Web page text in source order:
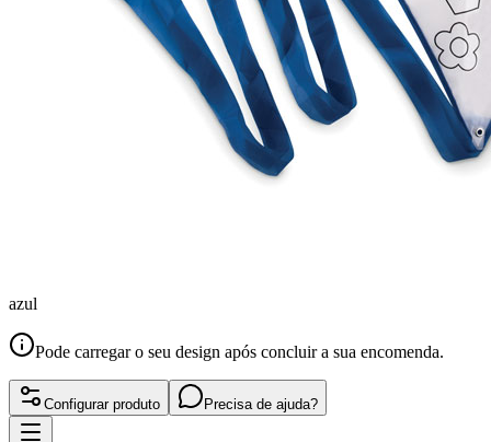
azul
Pode carregar o seu design após concluir a sua encomenda.
Configurar produto Precisa de ajuda?